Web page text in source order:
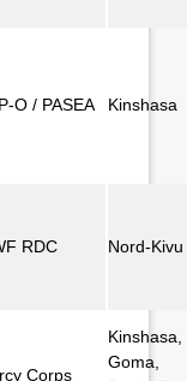
O / PASEA Kinshasa
RDC Nord-Kivu
Corps
Kinshasa,
Goma,